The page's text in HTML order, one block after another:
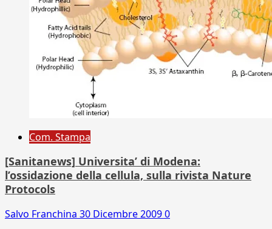
Com. Stampa
[Sanitanews] Universita’ di Modena:
l’ossidazione della cellula, sulla rivista Nature
Protocols
Salvo Franchina 30 Dicembre 20090